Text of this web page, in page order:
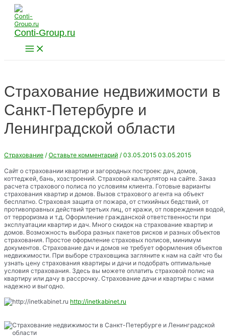
Перейти
содержимому
Conti-Group.ru
Main
Menu
Страхование недвижимости в
Санкт-Петербурге и
Ленинградской области
Страхование / Оставьте комментарий / 03.05.2015 03.05.2015
Сайт о страховании квартир и загородных построек: дач, домов,
коттеджей, бань, хозстроений. Страховой калькулятор на сайте. Заказ
расчета страхового полиса по условиям клиента. Готовые варианты
страхования квартир и домов. Вызов страхового агента на объект
бесплатно. Страховая защита от пожара, от стихийных бедствий, от
противоправных действий третьих лиц, от кражи, от повреждения водой,
от терроризма и т.д. Оформление гражданской ответственности при
эксплуатации квартир и дач. Много скидок на страхование квартир и
домов. Возможность выбора разных пакетов рисков и разных объектов
страхования. Простое оформление страховых полисов, минимум
документов. Страхование дач и домов не требует оформления объектов
недвижимости. При выборе страховщика загляните к нам на сайт что бы
узнать цену страхования квартиры и дачи и подобрать оптимальные
условия страхования. Здесь вы можете оплатить страховой полис на
квартиру или дачу в рассрочку. Страхование дачи и квартиры с нами
надежно и выгодно.
http://inetkabinet.ru